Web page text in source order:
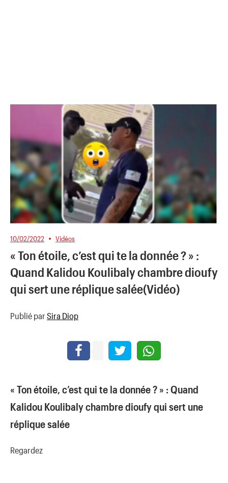
10/02/2022 Vidéos
« Ton étoile, c’est qui te la donnée ? » :
Quand Kalidou Koulibaly chambre dioufy
qui sert une réplique salée(Vidéo)
Publié par Sira Diop
« Ton étoile, c’est qui te la donnée ? » : Quand
Kalidou Koulibaly chambre dioufy qui sert une
réplique salée
Regardez